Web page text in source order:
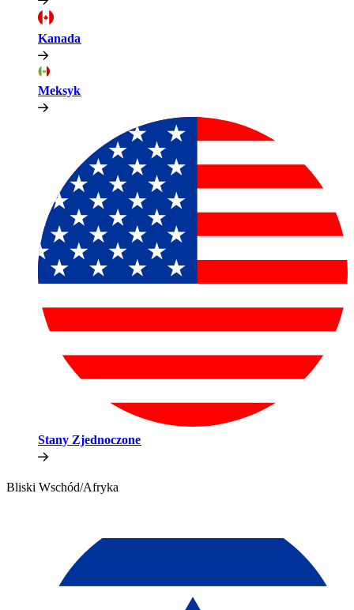
Kanada​​
Meksyk​​
Stany Zjednoczone​​
Bliski Wschód/Afryka​​